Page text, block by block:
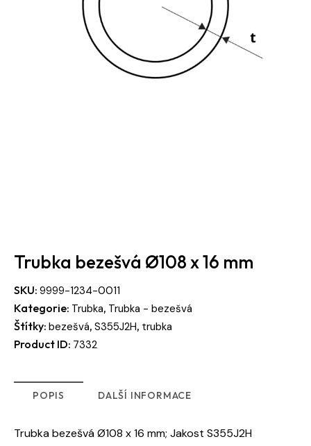
Trubka bezešvá Ø108 x 16 mm
SKU: 9999-1234-0011
Kategorie: Trubka, Trubka - bezešvá
Štítky: bezešvá, S355J2H, trubka
Product ID: 7332
POPIS DALŠÍ INFORMACE
Trubka bezešvá Ø108 x 16 mm; Jakost S355J2H